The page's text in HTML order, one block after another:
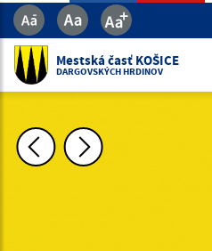
Mestská časť KOŠICE
DARGOVSKÝCH HRDINOV